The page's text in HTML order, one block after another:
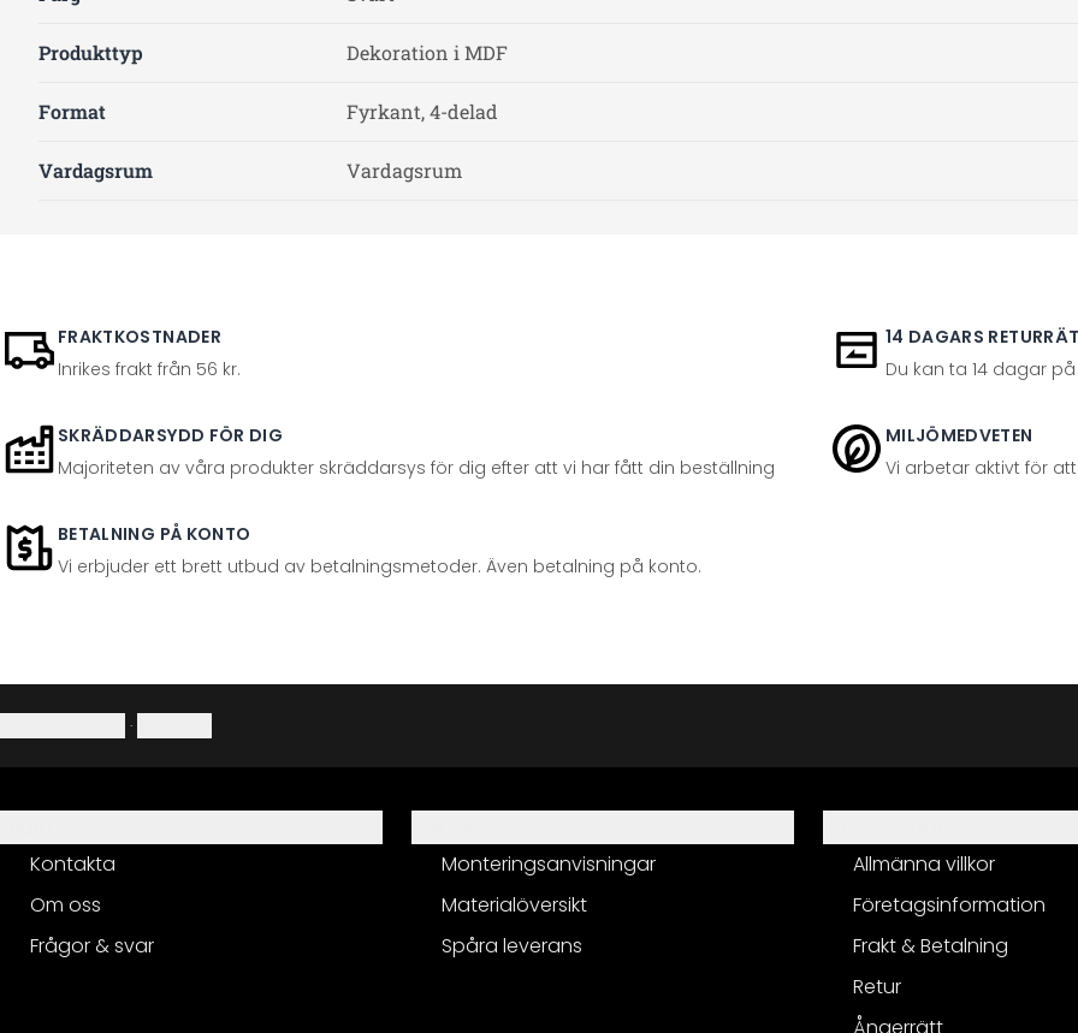
Produkttyp Dekoration i MDF
Format Fyrkant, 4-delad
Vardagsrum Vardagsrum
FRAKTKOSTNADER
Inrikes frakt från 56 kr.
14 DAGARS
Du kan ta 14 dagar
SKRÄDDARSYDD FÖR DIG
Majoriteten av våra produkter skräddarsys för dig efter att vi har fått din beställning
MILJÖMEDVETEN
Vi arbetar aktivt för
BETALNING PÅ KONTO
Vi erbjuder ett brett utbud av betalningsmetoder. Även betalning på konto.
·
Kontakta
Om oss
Frågor & svar
Monteringsanvisningar
Materialöversikt
Spåra leverans
Allmänna villkor
Företagsinformation
Frakt & Betalning
Retur